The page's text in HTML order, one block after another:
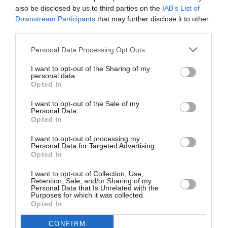
also be disclosed by us to third parties on the IAB’s List of
Downstream Participants that may further disclose it to other
Personal Data Processing Opt Outs
I want to opt-out of the Sharing of my
personal data.
Opted In
I want to opt-out of the Sale of my
Personal Data.
Opted In
I want to opt-out of processing my
Personal Data for Targeted Advertising.
Opted In
I want to opt-out of Collection, Use,
Retention, Sale, and/or Sharing of my
Personal Data that Is Unrelated with the
Purposes for which it was collected.
Opted In
CONFIRM
mnbeea commenté :
27 août 2014 - 22
+1
RÉPONDRE
Anbi a commenté :
Il ne démissionne pas à cause de l’aéroport, si je peux me
permettre… Par ailleurs, il aurait du démissionner en juillet
mais il a avoué que la victoire en coupe du monde (et la
parade à Berlin) l’a fait repousser sa décision.